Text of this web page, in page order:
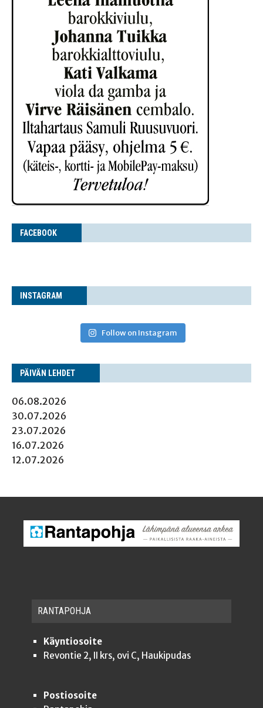
FACE­BOOK
INS­TA­GRAM
Follow on Instagram
PÄI­VÄN LEHDET
06.08.2026
30.07.2026
23.07.2026
16.07.2026
12.07.2026
RAN­TA­POH­JA
Käyntiosoite
Revontie 2, II krs, ovi C, Haukipudas
Postiosoite